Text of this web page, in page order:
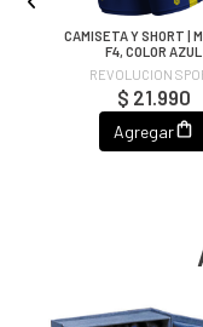
CAMISETA Y SHORT |
F4, COLOR AZUL
REVOLUCION
$ 21.990
Agregar